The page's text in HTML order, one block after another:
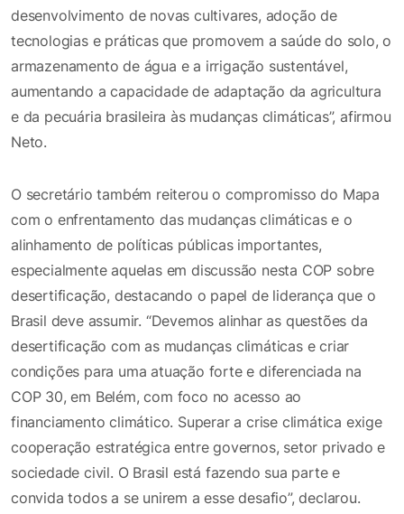
desenvolvimento de novas cultivares, adoção de
tecnologias e práticas que promovem a saúde do solo, o
armazenamento de água e a irrigação sustentável,
aumentando a capacidade de adaptação da agricultura
e da pecuária brasileira às mudanças climáticas”, afirmou
Neto.
O secretário também reiterou o compromisso do Mapa
com o enfrentamento das mudanças climáticas e o
alinhamento de políticas públicas importantes,
especialmente aquelas em discussão nesta COP sobre
desertificação, destacando o papel de liderança que o
Brasil deve assumir. “Devemos alinhar as questões da
desertificação com as mudanças climáticas e criar
condições para uma atuação forte e diferenciada na
COP 30, em Belém, com foco no acesso ao
financiamento climático. Superar a crise climática exige
cooperação estratégica entre governos, setor privado e
sociedade civil. O Brasil está fazendo sua parte e
convida todos a se unirem a esse desafio”, declarou.